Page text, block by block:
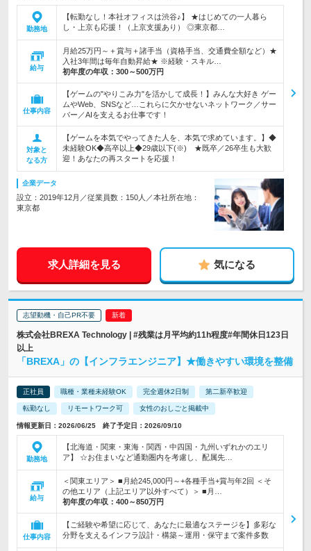
勤務地
【転勤なし！本社オフィスは渋谷♪】 ★はじめての一人暮ら
し・上京も応援！（上京支援あり） ◎東京都…
給与
月給25万円～＋賞与＋諸手当（資格手当、交通費全額など）★
入社3年間は毎年自動昇給★ ※経験・スキル…
初年度の年収： 300～500万円
仕事内容
【ゲームの"やりこみ力"を活かして成長！】みんな大好き ゲー
ムやWeb、SNSなど…これらに欠かせないネットワーク／サー
バー／AIを支えるお仕事です！
対象と
なる方
【ゲームを本気でやってきた人を、本気で求めています。】◆
未経験OK◆高卒以上◆29歳以下(※) ★既卒／26卒生も大歓
迎！あなたの再スタートを応援！
企業データ
設立：2019年12月／従業員数：150人／本社所在地：
東京都
求人詳細を見る 気になる
志望動機・自己PR不要
株式会社BREXA Technology | #残業は月平均約11h程度#年間休日123日
以上
「BREXA」の【インフラエンジニア】★働きやすい環境を整備
正社員 職種・業種未経験OK 完全週休2日制 第二新卒歓迎
転勤なし リモートワーク可 女性のおしごと掲載中
情報更新日：2026/06/25 終了予定日：2026/09/10
勤務地
【北海道・関東・東海・関西・中四国・九州いずれかのエリ
ア】 ☆お住まいなど通勤圏内を考慮し、配属先…
給与
＜関東エリア＞ ■月給245,000円～+各種手当+賞与年2回 ＜そ
の他エリア（上記エリア以外すべて）＞ ■月…
初年度の年収： 400～850万円
仕事内容
【ご経験や希望に応じて、あなたに最適なステージを】多彩な
分野を支えるインフラ設計・構築～運用・保守まで案件多数